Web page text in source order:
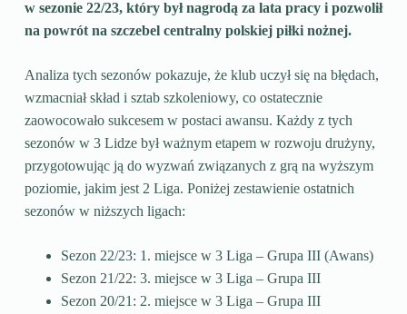
w sezonie 22/23, który był nagrodą za lata pracy i pozwolił
na powrót na szczebel centralny polskiej piłki nożnej.
Analiza tych sezonów pokazuje, że klub uczył się na błędach,
wzmacniał skład i sztab szkoleniowy, co ostatecznie
zaowocowało sukcesem w postaci awansu. Każdy z tych
sezonów w 3 Lidze był ważnym etapem w rozwoju drużyny,
przygotowując ją do wyzwań związanych z grą na wyższym
poziomie, jakim jest 2 Liga. Poniżej zestawienie ostatnich
sezonów w niższych ligach:
Sezon 22/23: 1. miejsce w 3 Liga – Grupa III (Awans)
Sezon 21/22: 3. miejsce w 3 Liga – Grupa III
Sezon 20/21: 2. miejsce w 3 Liga – Grupa III